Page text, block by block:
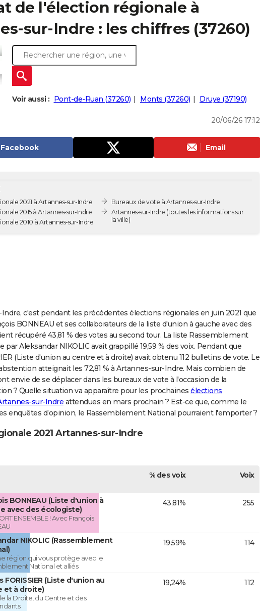
de l'élection régionale à
sur-Indre : les chiffres (37260)
Voir aussi : Pont-de-Ruan (37260) Monts (37260) Druye (37190)
20/06/26 17:12
Facebook Email
2021 à Artannes-sur-Indre
2015 à Artannes-sur-Indre
2010 à Artannes-sur-Indre
Bureaux de vote à Artannes-sur-Indre
Artannes-sur-Indre (toutes les informations sur
la ville)
c'est pendant les précédentes élections régionales en juin 2021 que
BONNEAU et ses collaborateurs de la liste d'union à gauche avec des
récupéré 43,81 % des votes au second tour. La liste Rassemblement
par Aleksandar NIKOLIC avait grappillé 19,59 % des voix. Pendant que
(Liste d'union au centre et à droite) avait obtenu 112 bulletins de vote. Le
atteignait les 72,81 % à Artannes-sur-Indre. Mais combien de
envie de se déplacer dans les bureaux de vote à l'occasion de la
? Quelle situation va apparaître pour les prochaines élections
sur-Indre attendues en mars prochain ? Est-ce que, comme le
enquêtes d’opinion, le Rassemblement National pourraient l'emporter ?
2021 Artannes-sur-Indre
% des voix Voix
BONNEAU (Liste d'union à
avec des écologiste)
ENSEMBLE ! Avec François
43,81% 255
NIKOLIC (Rassemblement
région qui vous protège avec le
National et alliés
19,59% 114
FORISSIER (Liste d'union au
et à droite)
la Droite, du Centre et des
19,24% 112